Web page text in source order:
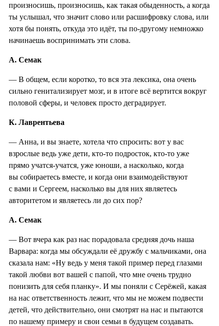
произносишь, произносишь, как такая обыденность, а когда
ты услышал, что значит слово или расшифровку слова, или
хотя бы понять, откуда это идёт, ты по-другому немножко
начинаешь воспринимать эти слова.
А. Семак
— В общем, если коротко, то вся эта лексика, она очень
сильно генитализирует мозг, и в итоге всё вертится вокруг
половой сферы, и человек просто деградирует.
К. Лаврентьева
— Анна, и вы знаете, хотела что спросить: вот у вас
взрослые ведь уже дети, кто-то подросток, кто-то уже
прямо учатся-учатся, уже юноши, а насколько, когда
вы собираетесь вместе, и когда они взаимодействуют
с вами и Сергеем, насколько вы для них являетесь
авторитетом и являетесь ли до сих пор?
А. Семак
— Вот вчера как раз нас порадовала средняя дочь наша
Варвара: когда мы обсуждали её дружбу с мальчиками, она
сказала нам: «Ну ведь у меня такой пример перед глазами
такой любви вот вашей с папой, что мне очень трудно
понизить для себя планку». И мы поняли с Серёжей, какая
на нас ответственность лежит, что мы не можем подвести
детей, что действительно, они смотрят на нас и пытаются
по нашему примеру и свои семьи в будущем создавать.